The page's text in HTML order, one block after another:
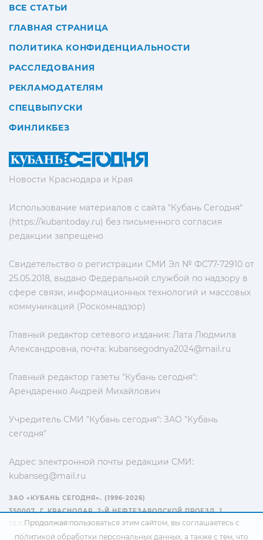
Новости Краснодара и Края
Использование материалов с сайта "Кубань Сегодня"
(https://kubantoday.ru) без письменного согласия
редакции запрещено
Свидетельство о регистрации СМИ Эл № ФС77-72910 от
25.05.2018, выдано Федеральной службой по надзору в
сфере связи, информационных технологий и массовых
коммуникаций (Роскомнадзор)
Главный редактор сетевого издания: Лата Людмила
Александровна, почта: kubansegodnya2024@mail.ru
Главный редактор газеты "Кубань сегодня":
Арендаренко Андрей Михайлович
Учредитель СМИ "Кубань сегодня": ЗАО "Кубань
сегодня"
Адрес электронной почты редакции СМИ:
kubanseg@mail.ru
ВСЕ СТАТЬИ
ГЛАВНАЯ СТРАНИЦА
ПОЛИТИКА КОНФИДЕНЦИАЛЬНОСТИ
РАССЛЕДОВАНИЯ
РЕКЛАМОДАТЕЛЯМ
СПЕЦВЫПУСКИ
ФИНЛИКБЕЗ
ЗАО «КУБАНЬ СЕГОДНЯ». (1996-2026)
350007, Г. КРАСНОДАР, 2-Й НЕФТЕЗАВОДСКОЙ ПРОЕЗД, 1
ТЕЛ.: +7(861) 267-15-15
Продолжая пользоваться этим сайтом, вы соглашаетесь с
политикой обработки персональных данных, а также с тем, что